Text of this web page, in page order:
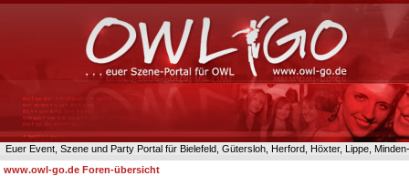
Euer Event, Szene und Party Portal für Bielefeld, Gütersloh, Herford, Höxter, Lippe,
www.owl-go.de Foren-übersicht